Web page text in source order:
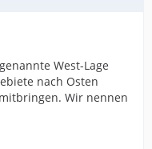
West-Lage
nach Osten
Wir nennen